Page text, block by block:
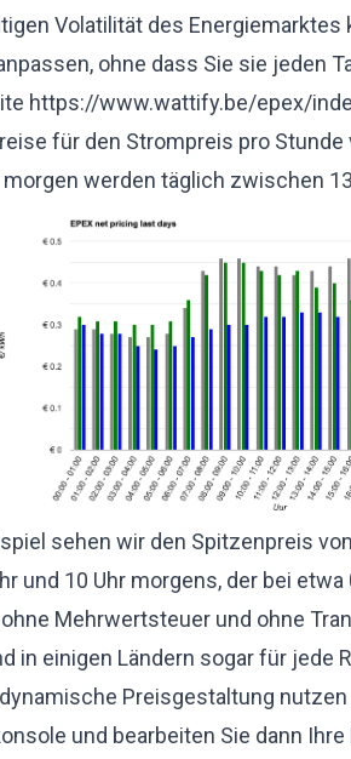
Volatilität des Energiemarktes
ohne dass Sie sie jeden
https://www.wattify.be/epex/
für den Strompreis pro
morgen werden täglich zwischen
sehen wir den Spitzenpreis
und 10 Uhr morgens, der bei
Mehrwertsteuer und ohne
in einigen Ländern sogar für jede
Preisgestaltung
und bearbeiten Sie dann